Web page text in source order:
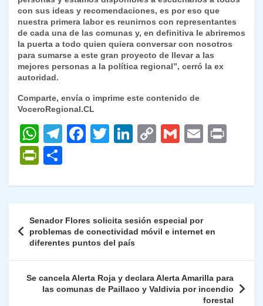
con sus ideas y recomendaciones, es por eso que
nuestra primera labor es reunirnos con representantes
de cada una de las comunas y, en definitiva le abriremos
la puerta a todo quien quiera conversar con nosotros
para sumarse a este gran proyecto de llevar a las
mejores personas a la política regional”, cerró la ex
autoridad.
Comparte, envía o imprime este contenido de
VoceroRegional.CL
W
h
at
s
p
p
T
gr
m
F
e
o
o
k
T
er
Li
e
n
C
y
n
G
l
E
l
P
nt
Fr
ie
n
dl
y
m
p
ar
tir
de
entradas
Senador Flores solicita sesión especial por
problemas de conectividad móvil e internet en
diferentes puntos del país
Se cancela Alerta Roja y declara Alerta Amarilla para
las comunas de Paillaco y Valdivia por incendio
forestal